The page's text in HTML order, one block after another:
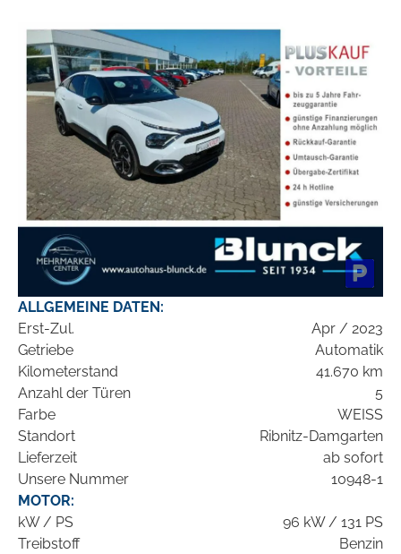
ALLGEMEINE DATEN:
Erst-Zul.
Apr / 2023
Getriebe
Automatik
Kilometerstand
41.670 km
Anzahl der Türen
5
Farbe
WEISS
Standort
Ribnitz-Damgarten
Lieferzeit
ab sofort
Unsere Nummer
10948-1
MOTOR:
kW / PS
96 kW / 131 PS
Treibstoff
Benzin